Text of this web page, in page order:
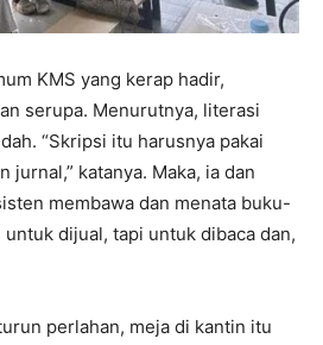
KMS yang kerap hadir,
serupa. Menurutnya, literasi
“Skripsi itu harusnya pakai
jurnal,” katanya. Maka, ia dan
membawa dan menata buku-
dijual, tapi untuk dibaca dan,
perlahan, meja di kantin itu